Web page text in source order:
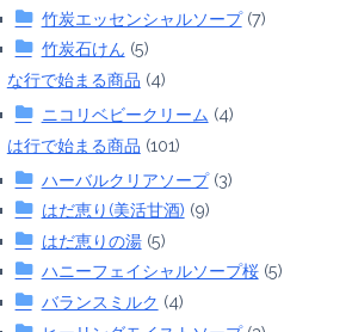
竹炭エッセンシャルソープ(7)
竹炭石けん (5)
な行で始まる商品 (4)
ニコリベビークリーム (4)
は行で始まる商品 (101)
ハーバルクリアソープ(3)
はだ恵り(美活甘酒) (9)
はだ恵りの湯(5)
ハニーフェイシャルソープ桜(5)
バランスミルク (4)